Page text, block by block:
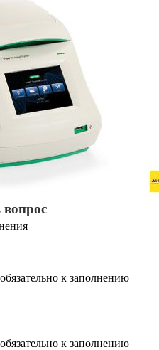
вопрос
к заполнению
к заполнению